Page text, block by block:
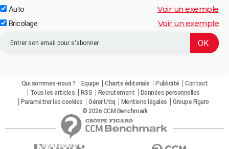
Auto Voir un exemple
Bricolage Voir un exemple
Qui sommes-nous ? Equipe Charte éditoriale Publicité
Contact
Tous les articles
RSS Recrutement
Données personnelles
Paramétrer les cookies
Gérer Utiq Mentions légales
Groupe Figaro
© 2026 CCM Benchmark